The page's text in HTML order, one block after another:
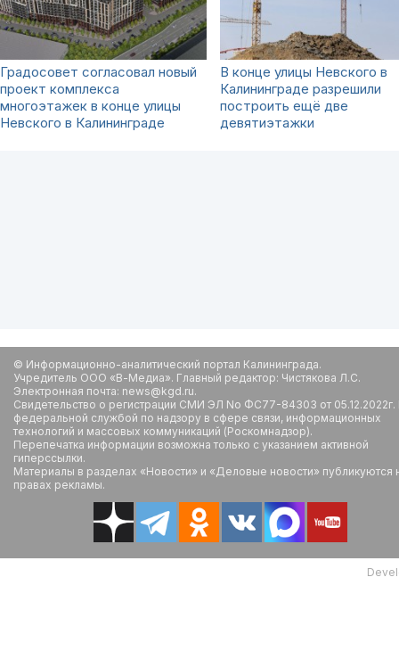
Градосовет согласовал новый
проект комплекса
многоэтажек в конце улицы
Невского в Калининграде
В конце улицы Невского в
Калининграде разрешили
построить ещё две
девятиэтажки
© Информационно-аналитический портал Калининграда.
Учредитель ООО «В-Медиа». Главный редактор: Чистякова Л.С.
Электронная почта: news@kgd.ru.
Свидетельство о регистрации СМИ ЭЛ No ФС77-84303 от
федеральной службой по надзору в сфере связи, информационных
технологий и массовых коммуникаций (Роскомнадзор).
Перепечатка информации возможна только с указанием активной
гиперссылки.
Материалы в разделах «Новости» и «Деловые новости» публикуются
правах рекламы.